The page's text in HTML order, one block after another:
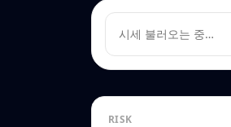
시세 불러오는 중…
RISK